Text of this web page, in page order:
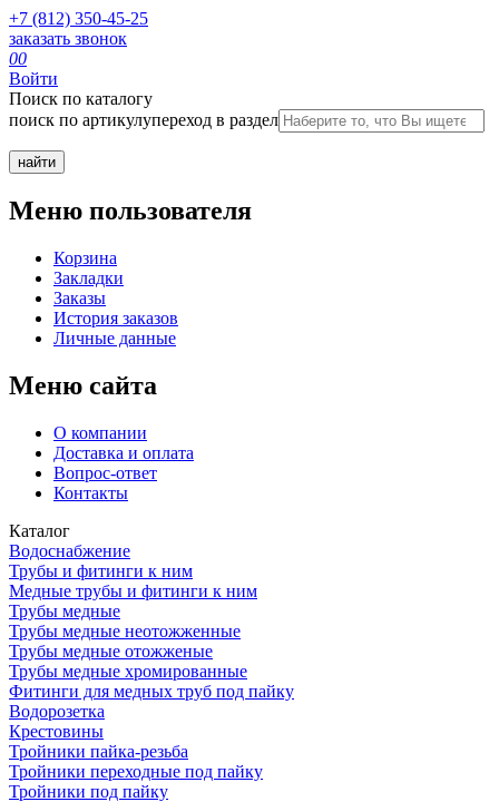
+7 (812) 350-45-25
заказать звонок
00
Войти
Поиск по каталогу
поиск по артикулупереход в раздел
Меню пользователя
Корзина
Закладки
Заказы
История заказов
Личные данные
Меню сайта
О компании
Доставка и оплата
Вопрос-ответ
Контакты
Каталог
Водоснабжение
Трубы и фитинги к ним
Медные трубы и фитинги к ним
Трубы медные
Трубы медные неотожженные
Трубы медные отожженые
Трубы медные хромированные
Фитинги для медных труб под пайку
Водорозетка
Крестовины
Тройники пайка-резьба
Тройники переходные под пайку
Тройники под пайку